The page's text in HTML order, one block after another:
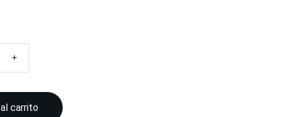
+
carrito